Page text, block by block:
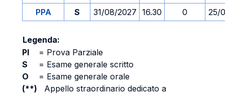
PPA
S 31/08/2027 16.30 0 25/
Legenda:
PI
= Prova Parziale
S
= Esame generale scritto
O
= Esame generale orale
(**)
Appello straordinario dedicato a